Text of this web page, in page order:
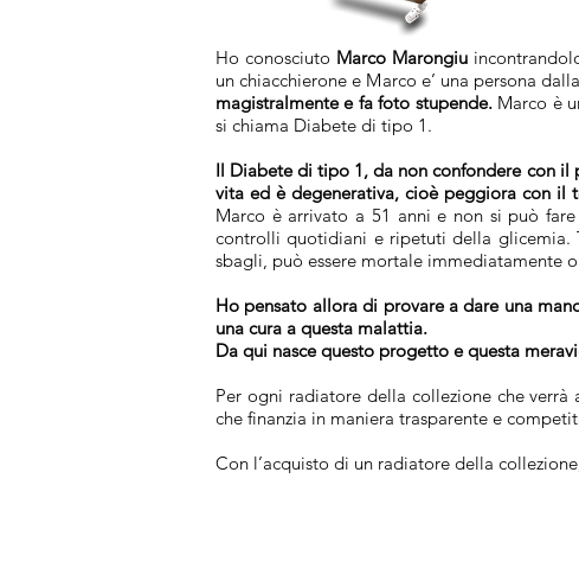
Ho conosciuto Marco Marongiu
un chiacchierone e Marco e’ una persona
magistralmente e fa foto stupende.Marco è
si chiama Diabete di tipo 1.
Il Diabete di tipo 1, da non confondere con
vita ed è degenerativa, cioè peggiora con il
Marco è arrivato a 51 anni e non si può
controlli quotidiani e ripetuti della glicemia.
sbagli, può essere mortale immediatamente
Ho pensato allora di provare a dare una
una cura a questa malattia.
Da qui nasce questo progetto e questa
Per ogni radiatore della collezione che
che finanzia in maniera trasparente e
Con l’acquisto di un radiatore della